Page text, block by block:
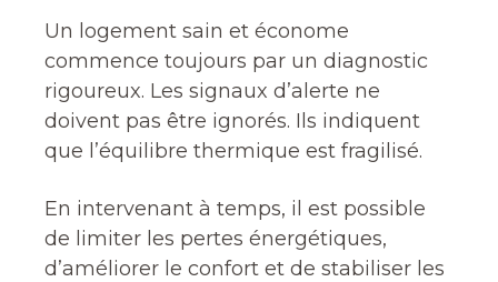
Un logement sain et économe
commence toujours par un diagnostic
rigoureux. Les signaux d’alerte ne
doivent pas être ignorés. Ils indiquent
que l’équilibre thermique est fragilisé.
En intervenant à temps, il est possible
de limiter les pertes énergétiques,
d’améliorer le confort et de stabiliser les